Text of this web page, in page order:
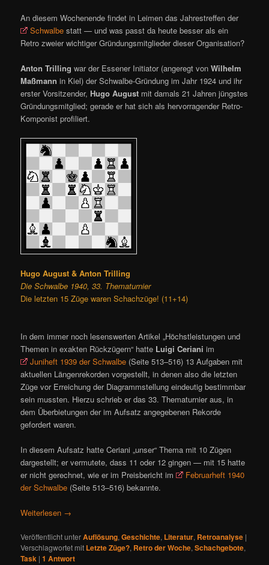
An diesem Wochenende findet in Leimen das Jahrestreffen der
Schwalbe statt — und was passt da heute besser als ein
Retro zweier wichtiger Gründungsmitglieder dieser Organisation?
Anton Trilling war der Essener Initiator (angeregt vonWilhelm
Maßmann in Kiel) der Schwalbe-Gründung im Jahr 1924 und ihr
erster Vorsitzender, Hugo August mit damals 21 Jahren jüngstes
Gründungsmitglied; gerade er hat sich als hervorragender Retro-
Komponist profiliert.
Hugo August & Anton Trilling
Die Schwalbe 1940, 33. Thematurnier
Die letzten 15 Züge waren Schachzüge! (11+14)
In dem immer noch lesenswerten Artikel „Höchstleistungen und
Themen in exakten Rückzügern“ hatte Luigi Ceriani im
Juniheft 1939 der Schwalbe (Seite 513–516) 13 Aufgaben mit
aktuellen Längenrekorden vorgestellt, in denen also die letzten
Züge vor Erreichung der Diagrammstellung eindeutig bestimmbar
sein mussten. Hierzu schrieb er das 33. Thematurnier aus, in
dem Überbietungen der im Aufsatz angegebenen Rekorde
gefordert waren.
In diesem Aufsatz hatte Ceriani „unser“ Thema mit 10 Zügen
dargestellt; er vermutete, dass 11 oder 12 gingen — mit 15 hatte
er nicht gerechnet, wie er im Preisbericht im
Februarheft 1940
der Schwalbe (Seite 513–516) bekannte.
Weiterlesen →
Veröffentlicht unterAuflösung,Geschichte, Literatur, Retroanalyse |
Verschlagwortet mit Letzte Züge?, Retro der Woche,Schachgebote,
Task |1 Antwort